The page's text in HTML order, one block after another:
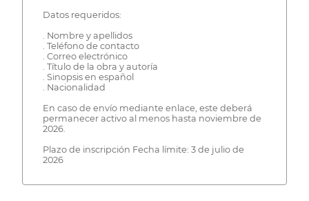
Datos requeridos:
. Nombre y apellidos
. Teléfono de contacto
. Correo electrónico
. Título de la obra y autoría
. Sinopsis en español
. Nacionalidad
En caso de envío mediante enlace, este deberá
permanecer activo al menos hasta noviembre de
2026.
Plazo de inscripción Fecha límite: 3 de julio de
2026